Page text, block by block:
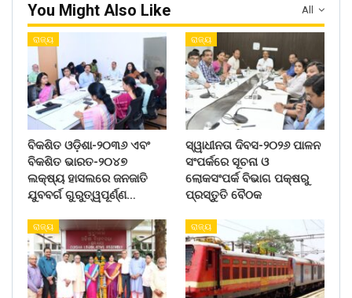
All
You Might Also Like
ରାଜ୍ୟ
ବିକଶିତ ଓଡ଼ିଶା-୨୦୩୬ ଏବଂ
ବିକଶିତ ଭାରତ-୨୦୪୭
ଲକ୍ଷ୍ୟ ହାସଲରେ ଜନଜାତି
ଯୁବବର୍ଗ ଗୁରୁତ୍ୱପୂର୍ଣ୍ଣ…
ରାଜ୍ୟ
ସ୍ୱାଧୀନତା ଦିବସ-୨୦୨୬ ପାଳନ
ସଂପର୍କରେ ସୂଚନା ଓ
ଲୋକସଂପର୍କ ବିଭାଗ ପକ୍ଷରୁ
ପ୍ରସ୍ତୁତି ବୈଠକ
ରାଜ୍ୟ ରାଜ୍ୟ